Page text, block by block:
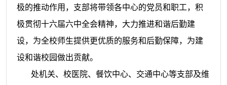
极的推动作用，支部将带领各中心的党员和职工，积
极贯彻十六届六中全会精神，大力推进和谐后勤建
设，为全校师生提供更优质的服务和后勤保障，为建
设和谐校园做出贡献。
处机关、校医院、餐饮中心、交通中心等支部及维